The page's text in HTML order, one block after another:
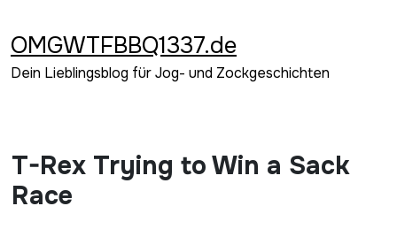
springen
OMGWTFBBQ1337.de
Dein Lieblingsblog für Jog- und Zockgeschichten
T-Rex Trying to Win a Sack
Race